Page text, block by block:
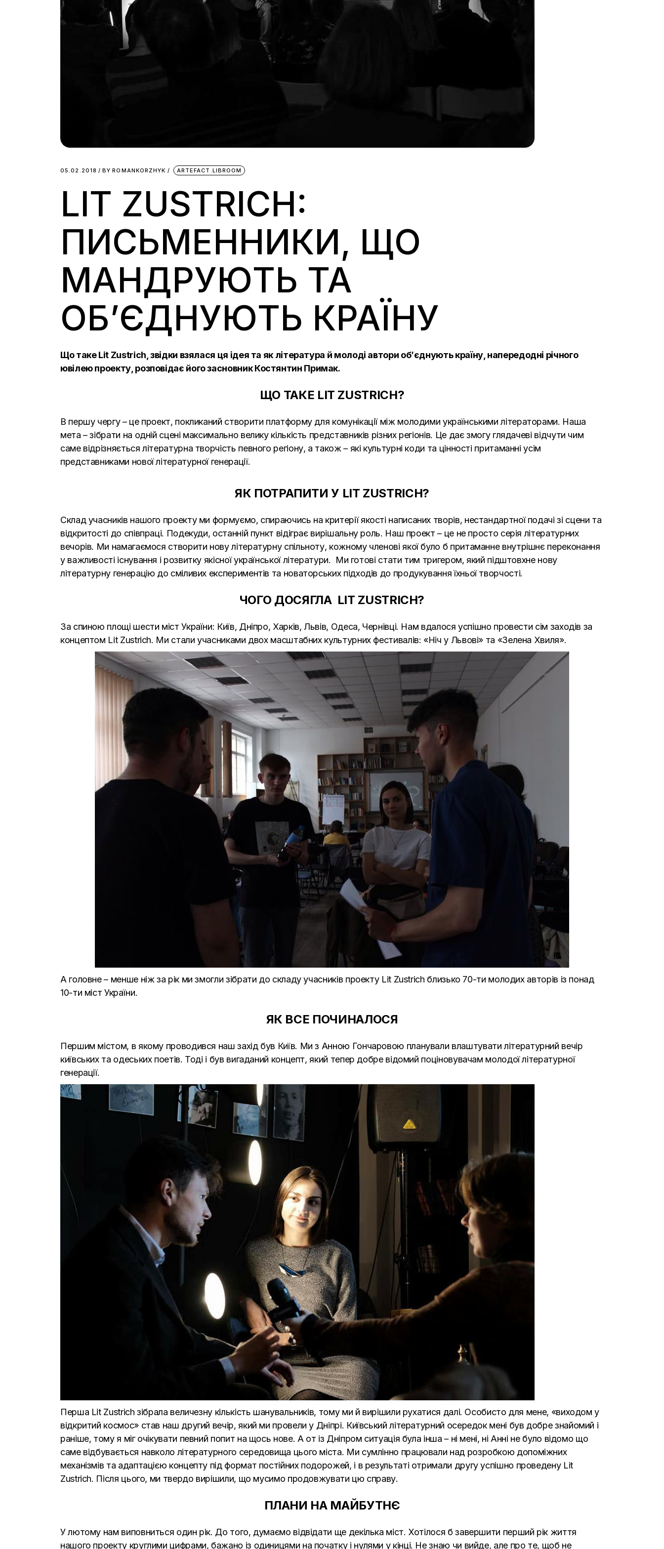
05.02.2018 BY ROMANKORZHYK ARTEFACT.LIBROOM
LIT ZUSTRICH:
ПИСЬМЕННИКИ, ЩО
МАНДРУЮТЬ ТА
ОБ’ЄДНУЮТЬ КРАЇНУ
Що такеLit Zustrich , звідки взялася ця ідея та як література й молоді автори об’єднують країну, напередодні річного
ювілею проекту, розповідає його засновник Костянтин Примак.
ЩО ТАКЕ LIT ZUSTRICH?
В першу чергу – це проект, покликаний створити платформу для комунікації між молодими українськими літераторами. Наша
мета – зібрати на одній сцені максимально велику кількість представників різних регіонів. Це дає змогу глядачеві відчути чим
саме відрізняється літературна творчість певного регіону, а також – які культурні коди та цінності притаманні усім
представниками нової літературної генерації.
ЯК ПОТРАПИТИ У LIT ZUSTRICH?
Склад учасників нашого проекту ми формуємо, спираючись на критерії якості написаних творів, нестандартної подачі зі сцени та
відкритості до співпраці. Подекуди, останній пункт відіграє вирішальну роль. Наш проект – це не просто серія літературних
вечорів. Ми намагаємося створити нову літературну спільноту, кожному членові якої було б притаманне внутрішнє переконання
у важливості існування і розвитку якісної української літератури. Ми готові стати тим тригером, який підштовхне нову
літературну генерацію до сміливих експериментів та новаторських підходів до продукування їхньої творчості.
ЧОГО ДОСЯГЛА LIT ZUSTRICH?
За спиною площі шести міст України: Київ, Дніпро, Харків, Львів, Одеса, Чернівці. Нам вдалося успішно провести сім заходів за
концептом Lit Zustrich. Ми стали учасниками двох масштабних культурних фестивалів: «Ніч у Львові» та «Зелена Хвиля».
А головне – менше ніж за рік ми змогли зібрати до складу учасників проекту Lit Zustrich близько 70-ти молодих авторів із понад
10-ти міст України.
ЯК ВСЕ ПОЧИНАЛОСЯ
Першим містом, в якому проводився наш захід був Київ. Ми з Анною Гончаровою планували влаштувати літературний вечір
київських та одеських поетів. Тоді і був вигаданий концепт, який тепер добре відомий поціновувачам молодої літературної
генерації.
Перша Lit Zustrich зібрала величезну кількість шанувальників, тому ми й вирішили рухатися далі. Особисто для мене, «виходом у
відкритий космос» став наш другий вечір, який ми провели у Дніпрі. Київський літературний осередок мені був добре знайомий і
раніше, тому я міг очікувати певний попит на щось нове. А от із Дніпром ситуація була інша – ні мені, ні Анні не було відомо що
саме відбувається навколо літературного середовища цього міста. Ми сумлінно працювали над розробкою допоміжних
механізмів та адаптацією концепту під формат постійних подорожей, і в результаті отримали другу успішно проведену Lit
Zustrich. Після цього, ми твердо вирішили, що мусимо продовжувати цю справу.
ПЛАНИ НА МАЙБУТНЄ
У лютому нам виповниться один рік. До того, думаємо відвідати ще декілька міст. Хотілося б завершити перший рік життя
нашого проекту круглими цифрами, бажано із одиницями на початку і нулями у кінці. Не знаю чи вийде, але про те, щоб не